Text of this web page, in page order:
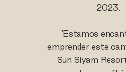
2023.
"Estamos
emprender este
Sun Siyam